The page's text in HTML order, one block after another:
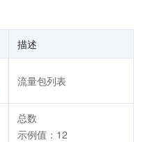
描述
流量包列表
总数
示例值：12